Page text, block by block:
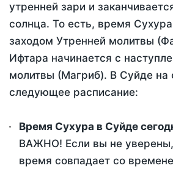
утренней зари и
солнца. То есть, время
заходом Утренней молитвы
Ифтара начинается с
молитвы (Магриб). В Суйде на
следующее расписание:
Время Сухура в Суйде
ВАЖНО! Если вы не уверены,
время совпадает со